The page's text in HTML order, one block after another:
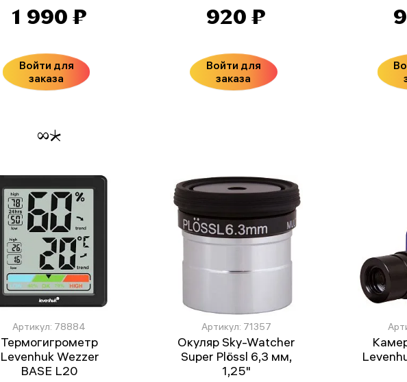
1 990 ₽
Войти для
заказа
920 ₽
Войти для
заказа
Артикул: 78884
Термогигрометр
Levenhuk Wezzer
BASE L20
Артикул: 71357
Окуляр Sky-Watcher
Super Plössl 6,3 мм,
1,25"